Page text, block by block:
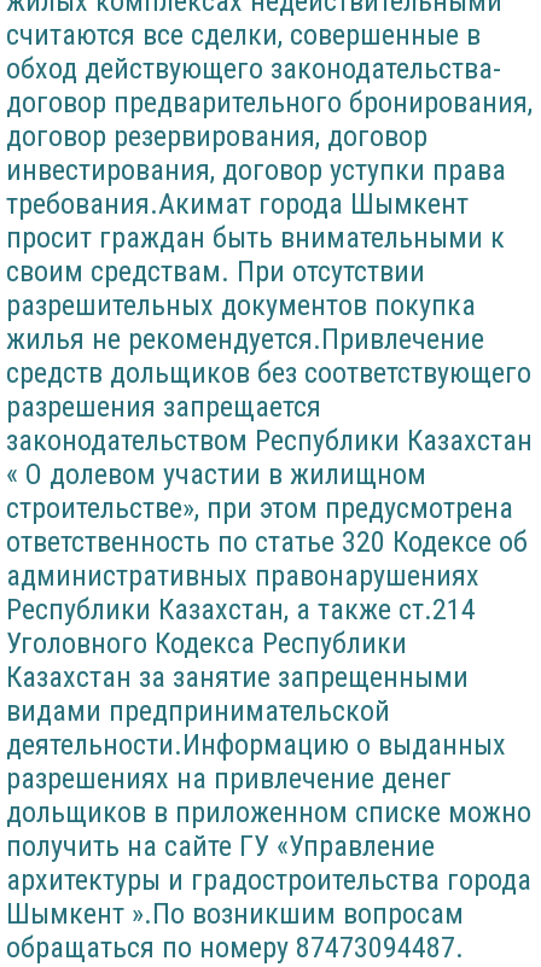
считаются все сделки, совершенные в
обход действующего законодательства-
договор предварительного бронирования,
договор резервирования, договор
инвестирования, договор уступки права
требования.Акимат города Шымкент
просит граждан быть внимательными к
своим средствам. При отсутствии
разрешительных документов покупка
жилья не рекомендуется.Привлечение
средств дольщиков без соответствующего
разрешения запрещается
законодательством Республики Казахстан
« О долевом участии в жилищном
строительстве», при этом предусмотрена
ответственность по статье 320 Кодексе об
административных правонарушениях
Республики Казахстан, а также ст.214
Уголовного Кодекса Республики
Казахстан за занятие запрещенными
видами предпринимательской
деятельности.Информацию о выданных
разрешениях на привлечение денег
дольщиков в приложенном списке можно
получить на сайте ГУ «Управление
архитектуры и градостроительства города
Шымкент ».По возникшим вопросам
обращаться по номеру 87473094487.